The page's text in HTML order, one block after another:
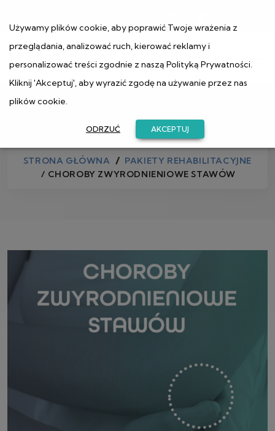
Sklep
STRONA GŁÓWNA
PAKIETY REHABILITACYJNE
/ CHOROBY ZWYRODNIENIOWE STAWÓW
Używamy plików cookie, aby poprawić Twoje wrażenia z
przeglądania, analizować ruch, kierować reklamy i
personalizować treści zgodnie z naszą Polityką Prywatności.
Kliknij 'Akceptuj', aby wyrazić zgodę na używanie przez nas
plików cookie.
ODRZUĆ AKCEPTUJ